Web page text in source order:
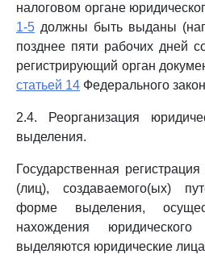
налоговом органе
1-5 должны быть выданы
позднее пяти рабочих дней
регистрирующий орган
статьей 14 Федерального
2.4. Реорганизация
выделения.
Государственная
(лиц), создаваемого(ых)
форме выделения,
нахождения
выделяются юридические